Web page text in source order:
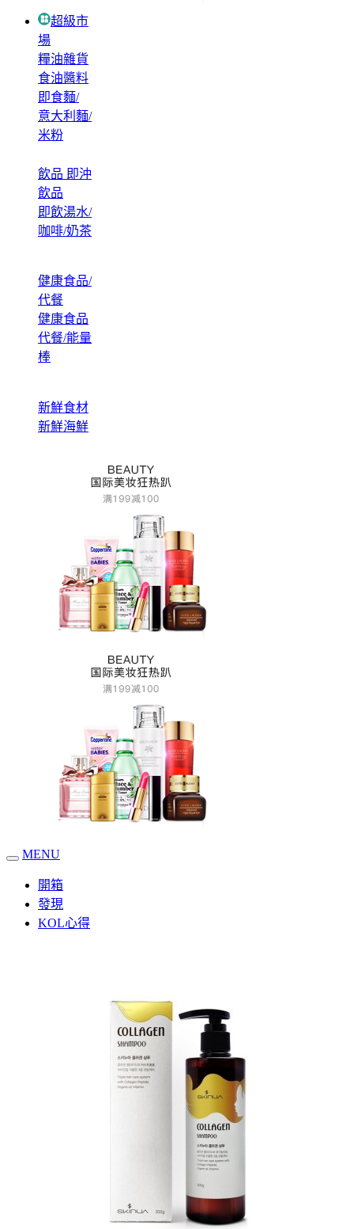
超級市
場
糧油雜貨
食油醬料
即食麵/
意大利麵/
米粉
飲品 即沖
飲品
即飲湯水/
咖啡/奶茶
健康食品/
代餐
健康食品
代餐/能量
棒
新鮮食材
新鮮海鮮
MENU
開箱
發現
KOL心得